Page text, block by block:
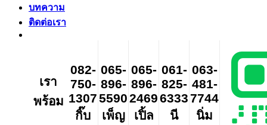
บทความ
ติดต่อเรา
เรา
พร้อม
082-
750-
1307
กิ๊บ
065-
896-
5590
เพ็ญ
065-
896-
2469
เปิ้ล
061-
825-
6333
นี
063-
481-
7744
นิ่ม